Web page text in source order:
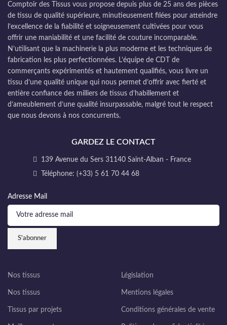
Comptoir des Tissus vous propose depuis plus de 25 ans des pièces
de tissu de qualité supérieure, minutieusement filées pour atteindre
l’excellence de la fiabilité et soigneusement cultivées pour vous
offrir une maniabilité et une facilité de couture incomparable.
N’utilisant que la machinerie la plus moderne et les techniques de
fabrication les plus perfectionnées. L’équipe de CDT de
commerçants expérimentés et hautement qualifiés, vous livre un
tissu d’une qualité unique qui nous permet d’offrir avec fierté et
entière confiance des milliers de tissus d’habillement et
d’ameublement d’une qualité insurpassable, malgré tout le respect
que nous devons à nos concurrents.
GARDEZ LE CONTACT
139 Avenue du Sers 31140 Saint-Alban - France
Téléphone: (+33) 5 61 70 44 68
Adresse Mail
Nos tissus
Nos tissus
Tissus par projets
Législation
Mentions légales
Conditions générales de vente